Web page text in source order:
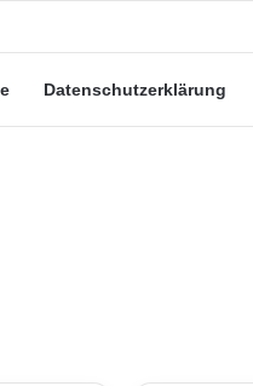
Datenschutzerklärung